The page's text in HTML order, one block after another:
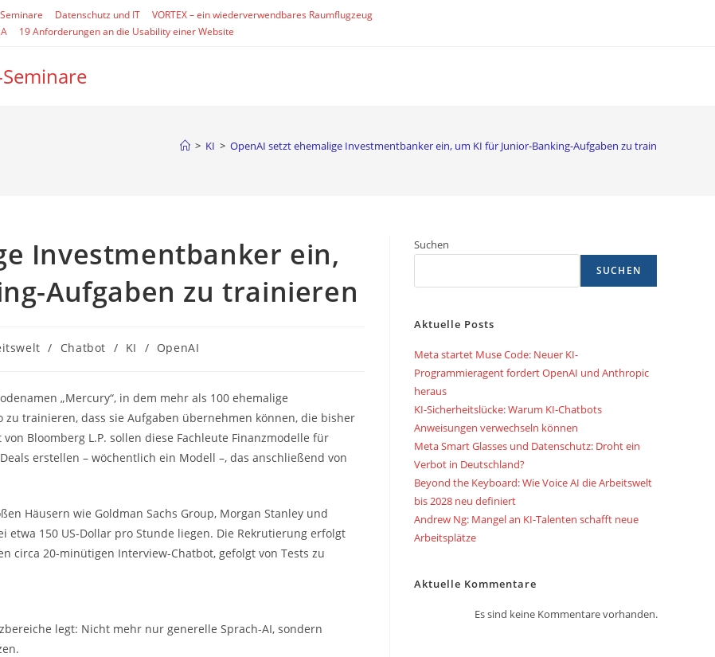
Datenschutz und IT
VORTEX – ein wiederverwendbares Raumflugzeug
19 Anforderungen an die Usability einer Website
> KI > OpenAI setzt ehemalige Investmentbanker ein, um KI für Junior-Banking-Aufgaben zu trainieren
Investmentbanker ein,
Aufgaben zu trainieren
/ Chatbot / KI / OpenAI
„Mercury“, in dem mehr als 100 ehemalige
trainieren, dass sie Aufgaben übernehmen können, die bisher
Bloomberg L.P. sollen diese Fachleute Finanzmodelle für
erstellen – wöchentlich ein Modell –, das anschließend von
Häusern wie Goldman Sachs Group, Morgan Stanley und
etwa 150 US-Dollar pro Stunde liegen. Die Rekrutierung erfolgt
20-minütigen Interview-Chatbot, gefolgt von Tests zu
legt: Nicht mehr nur generelle Sprach-AI, sondern
Suchen
SUCHEN
Aktuelle Posts
Meta startet Muse Code: Neuer KI-
Programmieragent fordert OpenAI und Anthropic
heraus
KI-Sicherheitslücke: Warum KI-Chatbots
Anweisungen verwechseln können
Meta Smart Glasses und Datenschutz: Droht ein
Verbot in Deutschland?
Beyond the Keyboard: Wie Voice AI die Arbeitswelt
bis 2028 neu definiert
Andrew Ng: Mangel an KI-Talenten schafft neue
Arbeitsplätze
Aktuelle Kommentare
Es sind keine Kommentare vorhanden.